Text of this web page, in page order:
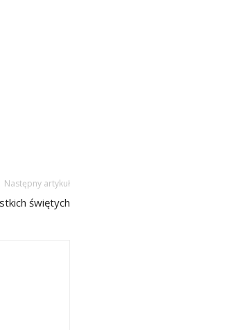
Następny artykuł
świętych